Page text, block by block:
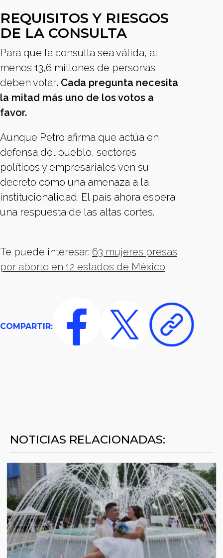
REQUISITOS Y RIESGOS
DE LA CONSULTA
Para que la consulta sea válida, al
menos 13,6 millones de personas
deben votar. Cada pregunta necesita
la mitad más uno de los votos a
favor.
Aunque Petro afirma que actúa en
defensa del pueblo, sectores
políticos y empresariales ven su
decreto como una amenaza a la
institucionalidad. El país ahora espera
una respuesta de las altas cortes.
Te puede interesar: 63 mujeres presas
por aborto en 12 estados de México
COMPARTIR:
NOTICIAS RELACIONADAS: